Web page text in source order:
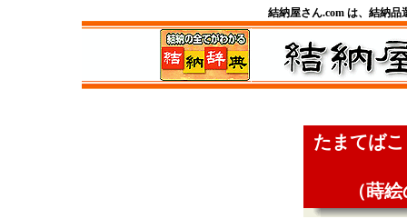
結納屋さん.com は、結納
たまてば
（蒔